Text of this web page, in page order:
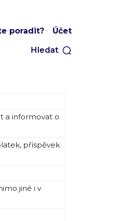
poradit? Účet
Hledat
a informovat o
příspěvek
jiné i v